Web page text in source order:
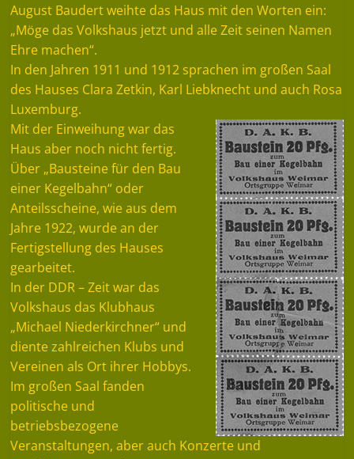
August Baudert weihte das Haus mit den Worten ein:
„Möge das Volkshaus jetzt und alle Zeit seinen Namen
Ehre machen“.
In den Jahren 1911 und 1912 sprachen im großen Saal
des Hauses Clara Zetkin, Karl Liebknecht und auch Rosa
Luxemburg.
Mit der Einweihung war das
Haus aber noch nicht fertig.
Über „Bausteine für den Bau
einer Kegelbahn“ oder
Anteilsscheine, wie aus dem
Jahre 1922, wurde an der
Fertigstellung des Hauses
gearbeitet.
In der DDR – Zeit war das
Volkshaus das Klubhaus
„Michael Niederkirchner“ und
diente zahlreichen Klubs und
Vereinen als Ort ihrer Hobbys.
Im großen Saal fanden
politische und
betriebsbezogene
Veranstaltungen, aber auch Konzerte und